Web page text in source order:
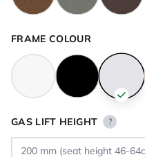
FRAME COLOUR
GAS LIFT HEIGHT ?